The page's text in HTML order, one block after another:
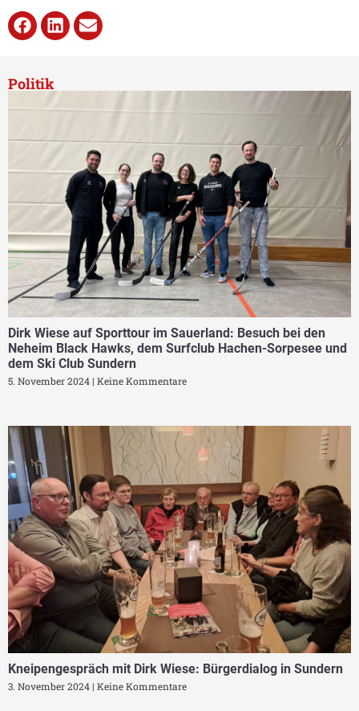
Politik
Dirk Wiese auf Sporttour im Sauerland: Besuch bei den
Neheim Black Hawks, dem Surfclub Hachen-Sorpesee und
dem Ski Club Sundern
5. November 2024 Keine Kommentare
Kneipengespräch mit Dirk Wiese: Bürgerdialog in Sundern
3. November 2024 Keine Kommentare